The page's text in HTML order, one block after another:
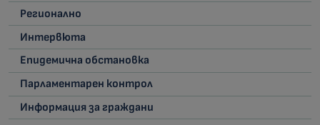
Регионално
Интервюта
Епидемична обстановка
Парламентарен контрол
Информация за граждани